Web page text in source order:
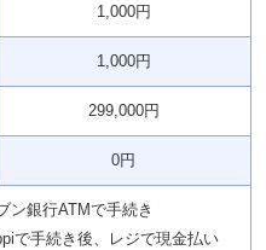
1,000円
1,000円
299,000円
0円
ン銀行ATMで手続き
で手続き後、レジで現金払い